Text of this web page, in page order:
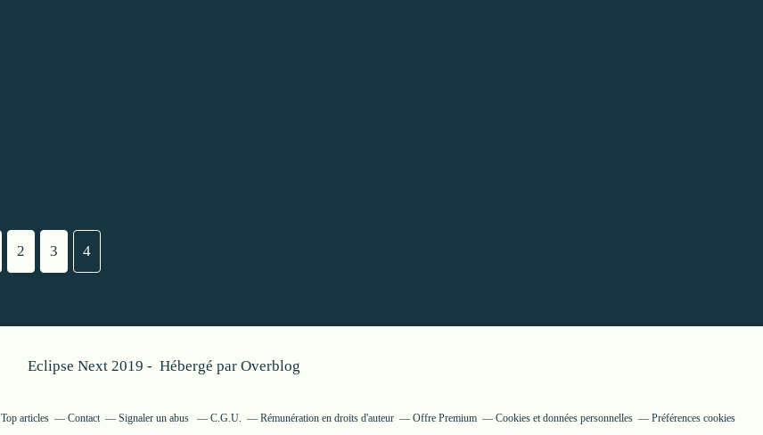
2 3 4
Eclipse Next 2019 - Hébergé par Overblog
Top articles Contact Signaler un abus C.G.U. Rémunération en droits d'auteur Offre Premium Cookies et données personnelles Préférences cookies